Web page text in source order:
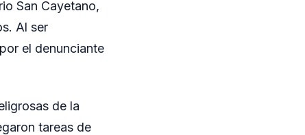
San Cayetano,
Al ser
el denunciante
de la
tareas de